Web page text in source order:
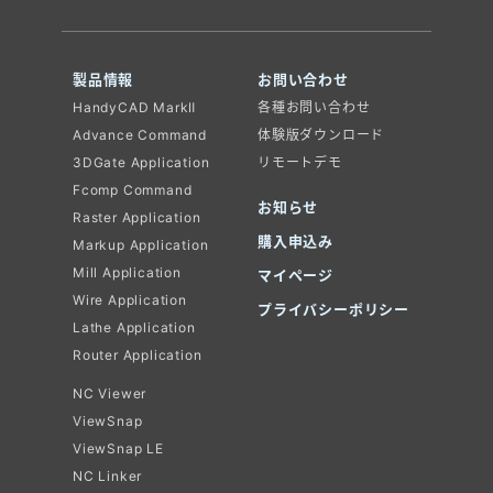
製品情報
HandyCAD MarkⅡ
Advance Command
3DGate Application
Fcomp Command
Raster Application
Markup Application
Mill Application
Wire Application
Lathe Application
Router Application
NC Viewer
ViewSnap
ViewSnap LE
NC Linker
お問い合わせ
各種お問い合わせ
体験版ダウンロード
リモートデモ
お知らせ
購入申込み
マイページ
プライバシーポリシー